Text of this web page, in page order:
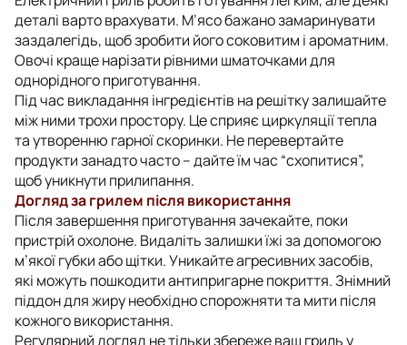
деталі варто врахувати. М’ясо бажано замаринувати
заздалегідь, щоб зробити його соковитим і ароматним.
Овочі краще нарізати рівними шматочками для
однорідного приготування.
Під час викладання інгредієнтів на решітку залишайте
між ними трохи простору. Це сприяє циркуляції тепла
та утворенню гарної скоринки. Не перевертайте
продукти занадто часто – дайте їм час “схопитися”,
щоб уникнути прилипання.
Догляд за грилем після використання
Після завершення приготування зачекайте, поки
пристрій охолоне. Видаліть залишки їжі за допомогою
м’якої губки або щітки. Уникайте агресивних засобів,
які можуть пошкодити антипригарне покриття. Знімний
піддон для жиру необхідно спорожняти та мити після
кожного використання.
Регулярний догляд не тільки збереже ваш гриль у